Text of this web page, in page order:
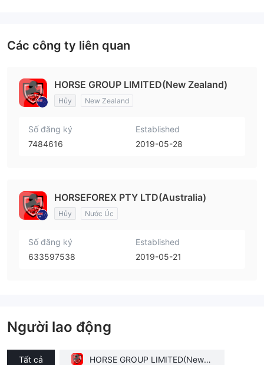
Các công ty liên quan
HORSE GROUP LIMITED(New Zealand)
Hủy New Zealand
Số đăng ký
7484616
Established
2019-05-28
HORSEFOREX PTY LTD(Australia)
Hủy Nước Úc
Số đăng ký
633597538
Established
2019-05-21
Người lao động
Tất cả
HORSE GROUP LIMITED(New Z